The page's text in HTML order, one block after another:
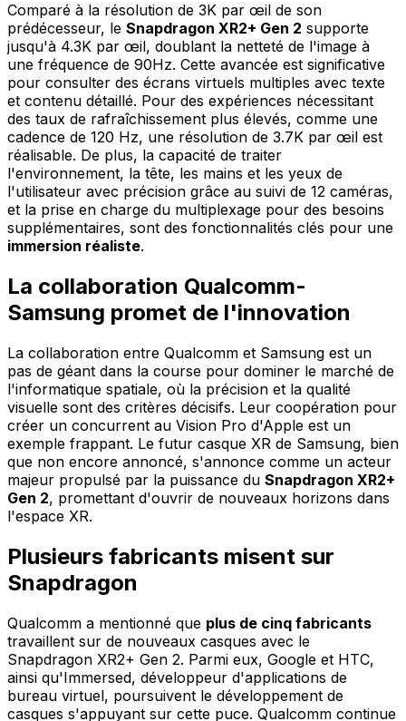
Comparé à la résolution de 3K par œil de son
prédécesseur, le Snapdragon XR2+ Gen 2 supporte
jusqu'à 4.3K par œil, doublant la netteté de l'image à
une fréquence de 90Hz. Cette avancée est significative
pour consulter des écrans virtuels multiples avec texte
et contenu détaillé. Pour des expériences nécessitant
des taux de rafraîchissement plus élevés, comme une
cadence de 120 Hz, une résolution de 3.7K par œil est
réalisable. De plus, la capacité de traiter
l'environnement, la tête, les mains et les yeux de
l'utilisateur avec précision grâce au suivi de 12 caméras,
et la prise en charge du multiplexage pour des besoins
supplémentaires, sont des fonctionnalités clés pour une
immersion réaliste.
La collaboration Qualcomm-
Samsung promet de l'innovation
La collaboration entre Qualcomm et Samsung est un
pas de géant dans la course pour dominer le marché de
l'informatique spatiale, où la précision et la qualité
visuelle sont des critères décisifs. Leur coopération pour
créer un concurrent au Vision Pro d'Apple est un
exemple frappant. Le futur casque XR de Samsung, bien
que non encore annoncé, s'annonce comme un acteur
majeur propulsé par la puissance du Snapdragon XR2+
Gen 2, promettant d'ouvrir de nouveaux horizons dans
l'espace XR.
Plusieurs fabricants misent sur
Snapdragon
Qualcomm a mentionné que plus de cinq fabricants
travaillent sur de nouveaux casques avec le
Snapdragon XR2+ Gen 2. Parmi eux, Google et HTC,
ainsi qu'Immersed, développeur d'applications de
bureau virtuel, poursuivent le développement de
casques s'appuyant sur cette puce. Qualcomm continue